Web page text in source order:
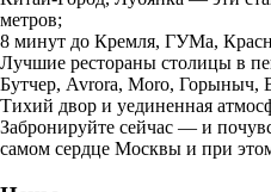
метров;
8 минут до Кремля, ГУМа,
Лучшие рестораны столицы в
Бутчер, Avrora, Moro, Горыныч,
Тихий двор и уединенная
Забронируйте сейчас — и
самом сердце Москвы и при